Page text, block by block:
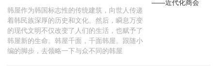
韩屋作为韩国标志性的传统建筑，向世人传递
着韩民族深厚的历史和文化。然后，瞬息万变
的现代文明不仅改变了人们的生活，也赋予了
韩屋新的生命。韩屋千面，千面韩屋。跟随小
编的脚步，去领略一下与众不同的韩屋